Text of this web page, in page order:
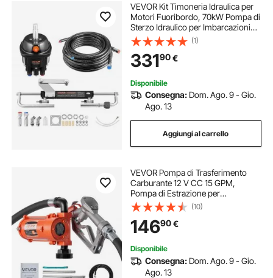
VEVOR Kit Timoneria Idraulica per
Motori Fuoribordo, 70kW Pompa di
Sterzo Idraulico per Imbarcazioni
1000 PSI 5 Giri da Blocco Corsa 200
mm, Sistema per Sterzo Idraulico
con Tubi Flessibili per Barche
(1)
33190€
Disponibile
Consegna: Dom. Ago. 9 - Gio.
Ago. 13
Aggiungi al carrello
VEVOR Pompa di Trasferimento
Carburante 12 V CC 15 GPM,
Pompa di Estrazione per
Trasferimento Diesel in Ghisa,
Ugello Manuale, Tubo di Scarico,
per Benzina, Diesel, Cherosene
(10)
14690€
Disponibile
Consegna: Dom. Ago. 9 - Gio.
Ago. 13